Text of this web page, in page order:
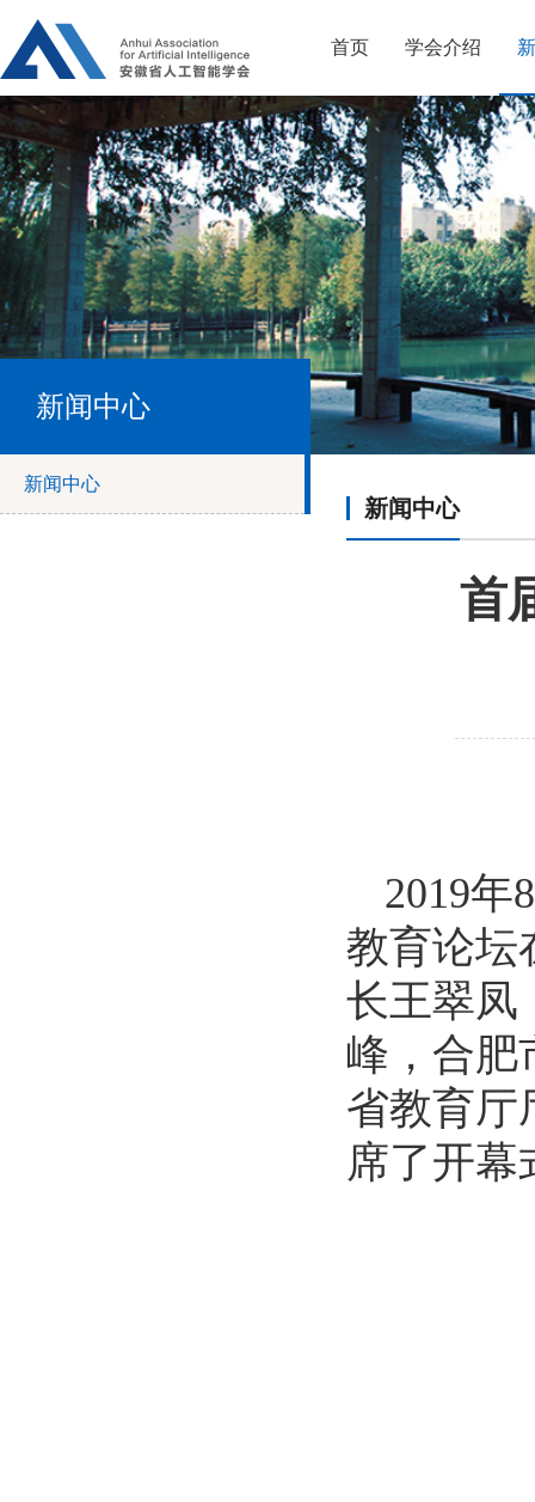
首页 学会介绍
新闻中心
新闻中心
新闻中心
首
2019年
教育论坛
长王翠凤
峰，合肥
省教育厅
席了开幕